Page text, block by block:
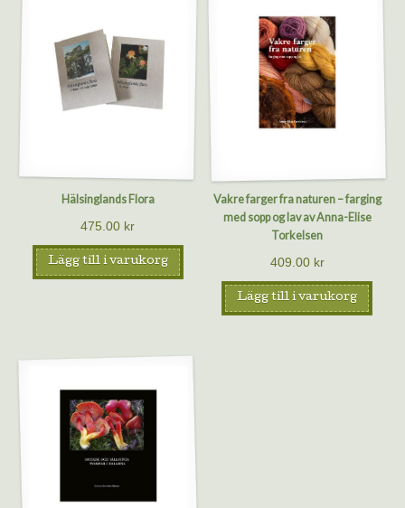
Hälsinglands Flora
475.00 kr
Lägg till i varukorg
Vakre farger fra naturen – farging
med sopp og lav av Anna-Elise
Torkelsen
409.00 kr
Lägg till i varukorg